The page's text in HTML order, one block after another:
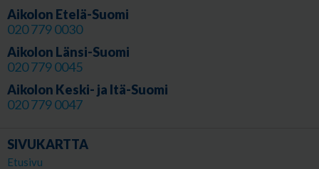
Aikolon Etelä-Suomi
020 779 0030
Aikolon Länsi-Suomi
020 779 0045
Aikolon Keski- ja Itä-Suomi
020 779 0047
SIVUKARTTA
Etusivu